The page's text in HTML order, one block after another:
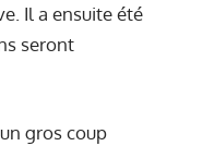
Il a ensuite été
seront
gros coup